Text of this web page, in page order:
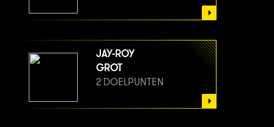
JAY-ROY
GROT
2 DOELPUNTEN